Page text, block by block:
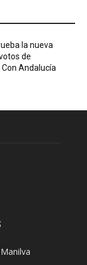
la nueva
de
Andalucía